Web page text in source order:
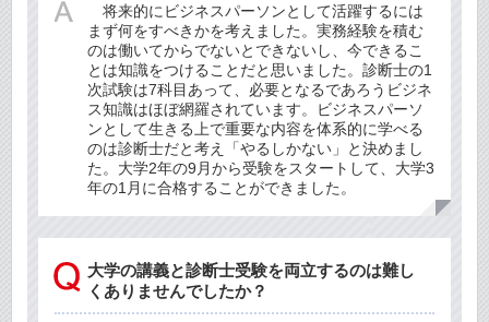
将来的にビジネスパーソンとして活躍するには
まず何をすべきかを考えました。実務経験を積む
のは働いてからでないとできないし、今できるこ
とは知識をつけることだと思いました。診断士の1
次試験は7科目あって、必要となるであろうビジネ
ス知識はほぼ網羅されています。ビジネスパーソ
ンとして生きる上で重要な内容を体系的に学べる
のは診断士だと考え「やるしかない」と決めまし
た。大学2年の9月から受験をスタートして、大学3
年の1月に合格することができました。
大学の講義と診断士受験を両立するのは難し
くありませんでしたか？